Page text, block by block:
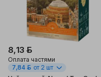
8,13 ƃ
Оплата частями
7,84 ƃ от 2 шт